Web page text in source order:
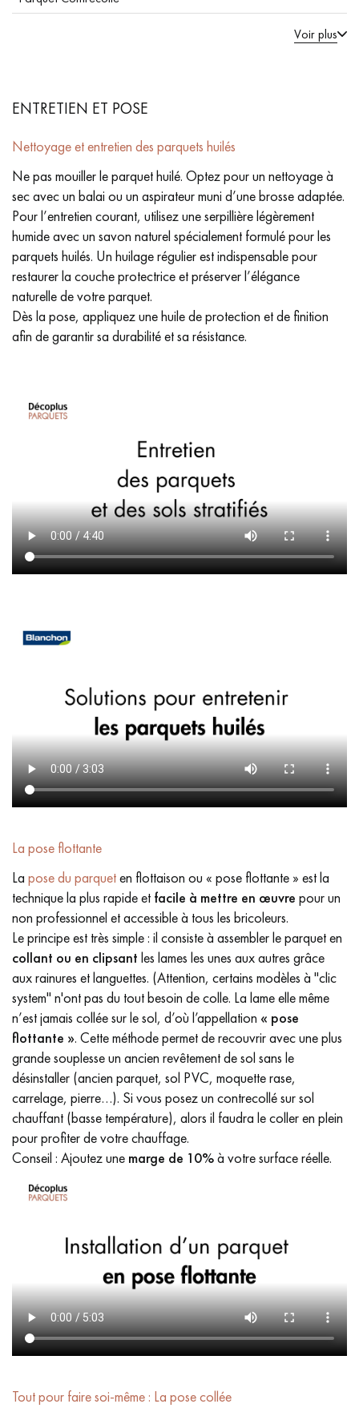
Voir plus
ENTRETIEN ET POSE
Nettoyage et entretien des parquets huilés
Ne pas mouiller le parquet huilé. Optez pour un nettoyage à
sec avec un balai ou un aspirateur muni d’une brosse adaptée.
Pour l’entretien courant, utilisez une serpillière légèrement
humide avec un savon naturel spécialement formulé pour les
parquets huilés. Un huilage régulier est indispensable pour
restaurer la couche protectrice et préserver l’élégance
naturelle de votre parquet.
Dès la pose, appliquez une huile de protection et de finition
afin de garantir sa durabilité et sa résistance.
La pose flottante
La pose du parqueten flottaison ou « pose flottante » est la
technique la plus rapide et facile à mettre en œuvre pour un
non professionnel et accessible à tous les bricoleurs.
Le principe est très simple : il consiste à assembler le parquet en
collant ou en clipsant les lames les unes aux autres grâce
aux rainures et languettes. (Attention, certains modèles à "clic
system" n'ont pas du tout besoin de colle. La lame elle même
n’est jamais collée sur le sol, d’où l’appellation « pose
flottante ». Cette méthode permet de recouvrir avec une plus
grande souplesse un ancien revêtement de sol sans le
désinstaller (ancien parquet, sol PVC, moquette rase,
carrelage, pierre…). Si vous posez un contrecollé sur sol
chauffant (basse température), alors il faudra le coller en plein
pour profiter de votre chauffage.
Conseil : Ajoutez une marge de 10%à votre surface réelle.
Tout pour faire soi-même : La pose collée